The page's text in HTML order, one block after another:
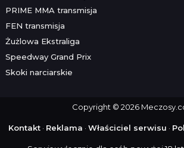
PRIME MMA transmisja
FEN transmisja
Żużlowa Ekstraliga
Speedway Grand Prix
Skoki narciarskie
Copyright © 2026
Kontakt· Reklama · Właściciel serwisu ·